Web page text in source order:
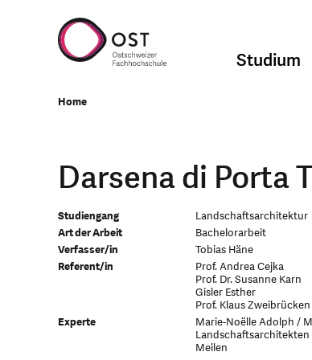
Studium
Home
Darsena di Porta
Studiengang
Landschaftsarchitektur
Art der Arbeit
Bachelorarbeit
Verfasser/in
Tobias Häne
Referent/in
Prof. Andrea Cejka
Prof. Dr. Susanne Karn
Gisler Esther
Prof. Klaus Zweibrücken
Experte
Marie-Noëlle Adolph /
Landschaftsarchitekten
Meilen